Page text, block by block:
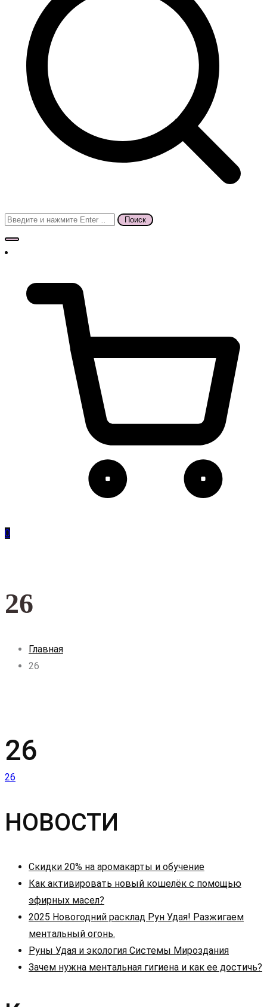
Поиск
для:
0
26
Главная
26
26
Навигация
по
26
НОВОСТИ
Скидки 20% на аромакарты и обучение
Как активировать новый кошелёк с помощью
эфирных масел?
2025 Новогодний расклад Рун Удая! Разжигаем
ментальный огонь.
Руны Удая и экология Системы Мироздания
Зачем нужна ментальная гигиена и как ее достичь?